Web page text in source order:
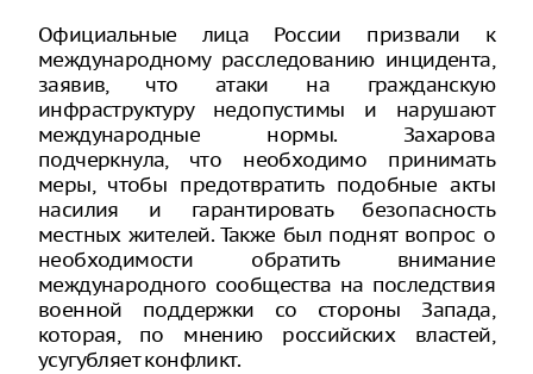
Официальные лица России призвали к
международному расследованию инцидента,
заявив, что атаки на гражданскую
инфраструктуру недопустимы и нарушают
международные нормы. Захарова
подчеркнула, что необходимо принимать
меры, чтобы предотвратить подобные акты
насилия и гарантировать безопасность
местных жителей. Также был поднят вопрос о
необходимости обратить внимание
международного сообщества на последствия
военной поддержки со стороны Запада,
которая, по мнению российских властей,
усугубляет конфликт.